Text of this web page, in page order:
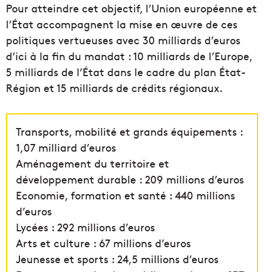
Pour atteindre cet objectif, l’Union européenne et
l’État accompagnent la mise en œuvre de ces
politiques vertueuses avec 30 milliards d’euros
d’ici à la fin du mandat : 10 milliards de l’Europe,
5 milliards de l’État dans le cadre du plan État-
Région et 15 milliards de crédits régionaux.
Transports, mobilité et grands équipements :
1,07 milliard d’euros
Aménagement du territoire et
développement durable : 209 millions d’euros
Economie, formation et santé : 440 millions
d’euros
Lycées : 292 millions d’euros
Arts et culture : 67 millions d’euros
Jeunesse et sports : 24,5 millions d’euros